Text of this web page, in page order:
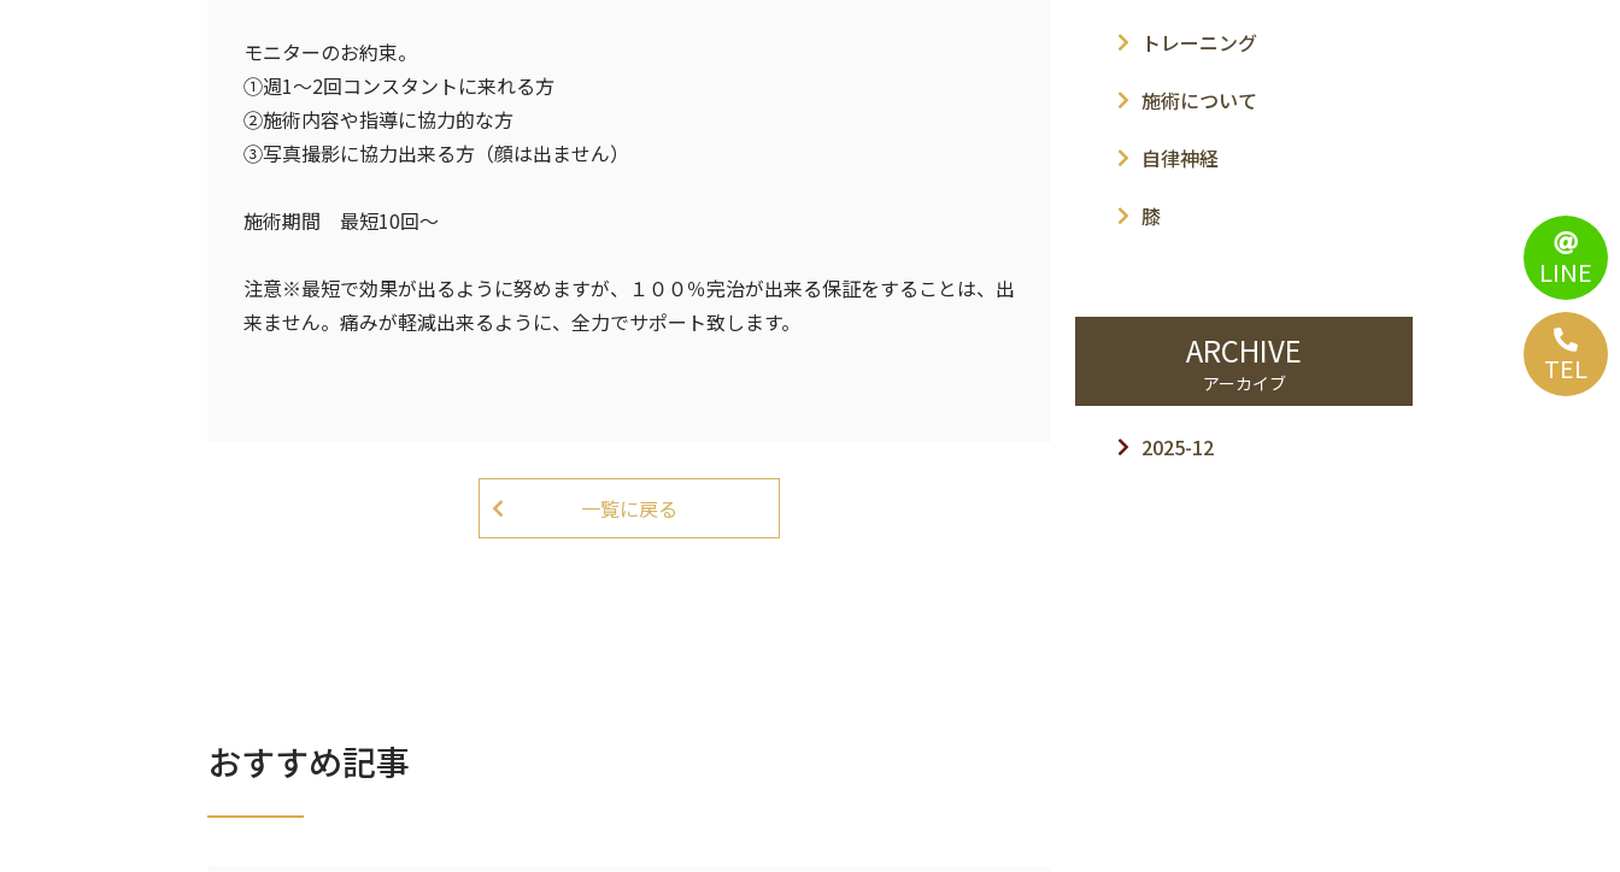
LINE
TEL
TEL.
モニターのお約束。
①週1～2回コンスタントに来れる方
②施術内容や指導に協力的な方
③写真撮影に協力出来る方（顔は出ません）
施術期間 最短10回～
注意※最短で効果が出るように努めますが、１００％完治が出来る保証をすることは、出
来ません。痛みが軽減出来るように、全力でサポート致します。
一覧に戻る
おすすめ記事
トレーニング
施術について
自律神経
膝
ARCHIVE
アーカイブ
2025-12